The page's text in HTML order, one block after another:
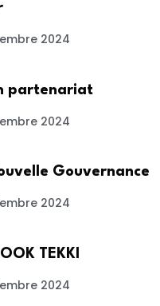
2024
partenariat
2024
Gouvernance
2024
TEKKI
2024